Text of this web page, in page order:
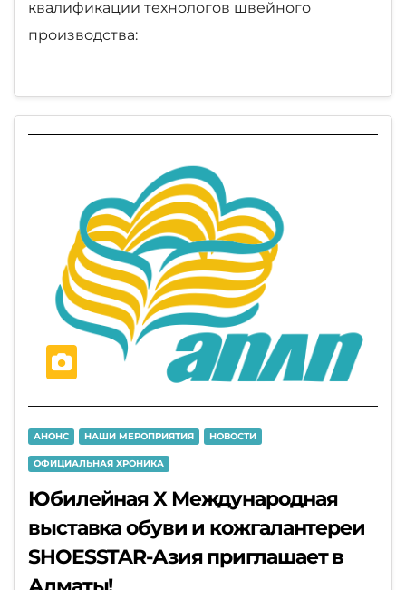
квалификации технологов швейного
производства:
АНОНС НАШИ МЕРОПРИЯТИЯ НОВОСТИ
ОФИЦИАЛЬНАЯ ХРОНИКА
Юбилейная X Международная
выставка обуви и кожгалантереи
SHOESSTAR-Азия приглашает в